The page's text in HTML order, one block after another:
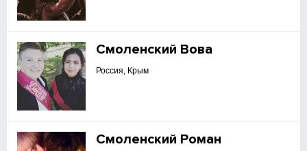
Смоленский Вова
Россия, Крым
Смоленский Роман